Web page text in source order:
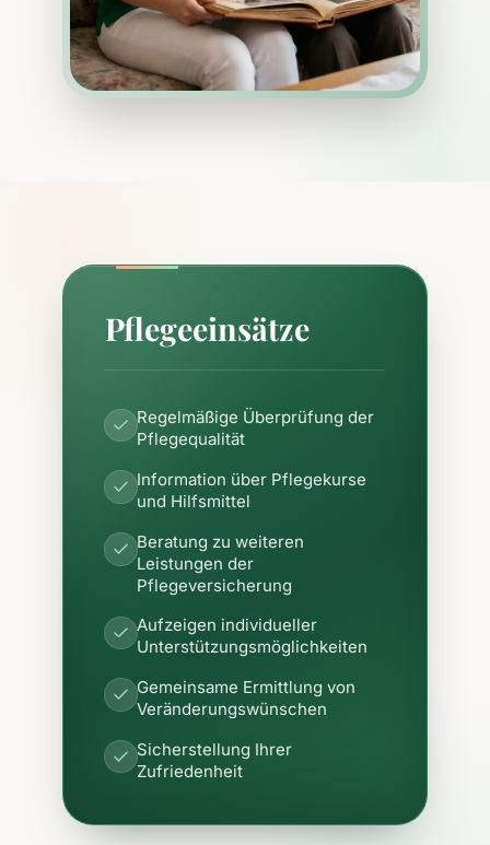
Pflegeeinsätze
Regelmäßige Überprüfung der
Pflegequalität
Information über Pflegekurse
und Hilfsmittel
Beratung zu weiteren
Leistungen der
Pflegeversicherung
Aufzeigen individueller
Unterstützungsmöglichkeiten
Gemeinsame Ermittlung von
Veränderungswünschen
Sicherstellung Ihrer
Zufriedenheit